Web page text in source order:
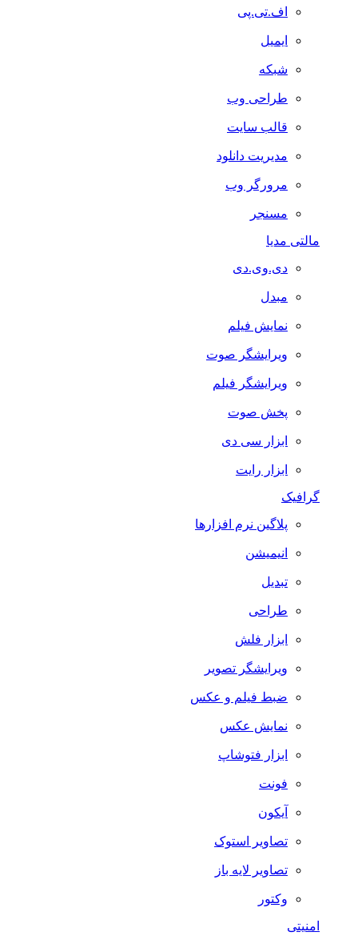
اف.تی.پی
ایمیل
شبکه
طراحی وب
قالب سایت
مدیریت دانلود
مرورگر وب
مسنجر
مالتی مدیا
دی.وی.دی
مبدل
نمایش فیلم
ویرایشگر صوت
ویرایشگر فیلم
پخش صوت
ابزار سی دی
ابزار رایت
گرافیک
پلاگین نرم افزارها
انیمیشن
تبدیل
طراحی
ابزار فلش
ویرایشگر تصویر
ضبط فيلم و عكس
نمایش عکس
ابزار فتوشاپ
فونت
آیکون
تصاویر استوک
تصاویر لایه باز
وکتور